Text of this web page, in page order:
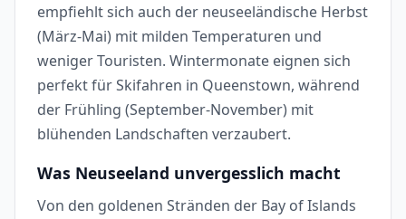
empfiehlt sich auch der neuseeländische Herbst
(März-Mai) mit milden Temperaturen und
weniger Touristen. Wintermonate eignen sich
perfekt für Skifahren in Queenstown, während
der Frühling (September-November) mit
blühenden Landschaften verzaubert.
Was Neuseeland unvergesslich macht
Von den goldenen Stränden der Bay of Islands